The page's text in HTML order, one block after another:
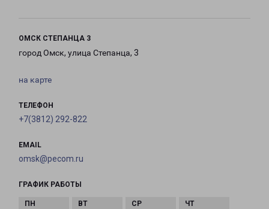
ОМСК СТЕПАНЦА 3
город Омск, улица Степанца, 3
на карте
ТЕЛЕФОН
+7(3812) 292-822
EMAIL
omsk@pecom.ru
ГРАФИК РАБОТЫ